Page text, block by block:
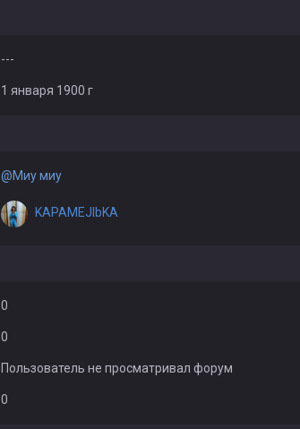
---
1 января 1900 г
@Миу миу
KAPAMEJIbKA
0
0
Пользователь не просматривал форум
0